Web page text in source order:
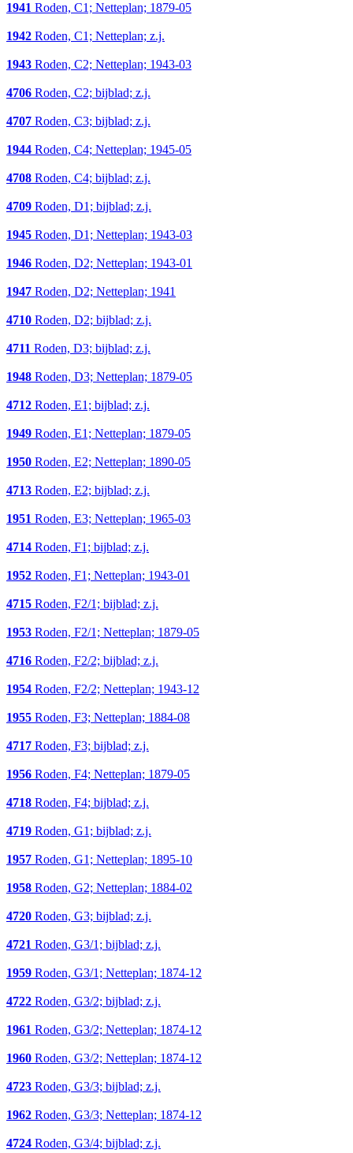
1941 Roden, C1; Netteplan; 1879-05
1942 Roden, C1; Netteplan; z.j.
1943 Roden, C2; Netteplan; 1943-03
4706 Roden, C2; bijblad; z.j.
4707 Roden, C3; bijblad; z.j.
1944 Roden, C4; Netteplan; 1945-05
4708 Roden, C4; bijblad; z.j.
4709 Roden, D1; bijblad; z.j.
1945 Roden, D1; Netteplan; 1943-03
1946 Roden, D2; Netteplan; 1943-01
1947 Roden, D2; Netteplan; 1941
4710 Roden, D2; bijblad; z.j.
4711 Roden, D3; bijblad; z.j.
1948 Roden, D3; Netteplan; 1879-05
4712 Roden, E1; bijblad; z.j.
1949 Roden, E1; Netteplan; 1879-05
1950 Roden, E2; Netteplan; 1890-05
4713 Roden, E2; bijblad; z.j.
1951 Roden, E3; Netteplan; 1965-03
4714 Roden, F1; bijblad; z.j.
1952 Roden, F1; Netteplan; 1943-01
4715 Roden, F2/1; bijblad; z.j.
1953 Roden, F2/1; Netteplan; 1879-05
4716 Roden, F2/2; bijblad; z.j.
1954 Roden, F2/2; Netteplan; 1943-12
1955 Roden, F3; Netteplan; 1884-08
4717 Roden, F3; bijblad; z.j.
1956 Roden, F4; Netteplan; 1879-05
4718 Roden, F4; bijblad; z.j.
4719 Roden, G1; bijblad; z.j.
1957 Roden, G1; Netteplan; 1895-10
1958 Roden, G2; Netteplan; 1884-02
4720 Roden, G3; bijblad; z.j.
4721 Roden, G3/1; bijblad; z.j.
1959 Roden, G3/1; Netteplan; 1874-12
4722 Roden, G3/2; bijblad; z.j.
1961 Roden, G3/2; Netteplan; 1874-12
1960 Roden, G3/2; Netteplan; 1874-12
4723 Roden, G3/3; bijblad; z.j.
1962 Roden, G3/3; Netteplan; 1874-12
4724 Roden, G3/4; bijblad; z.j.